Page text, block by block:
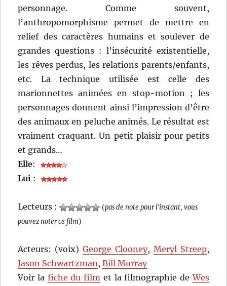
personnage. Comme souvent,
l’anthropomorphisme permet de mettre en
relief des caractères humains et soulever de
grandes questions : l’insécurité existentielle,
les rêves perdus, les relations parents/enfants,
etc. La technique utilisée est celle des
marionnettes animées en stop-motion ; les
personnages donnent ainsi l’impression d’être
des animaux en peluche animés. Le résultat est
vraiment craquant. Un petit plaisir pour petits
et grands…
Elle:
Lui :
Lecteurs : (pas de note pour l'instant, vous
pouvez noter ce film)
Acteurs: (voix)George Clooney, Meryl Streep,
Jason Schwartzman,Bill Murray
Voir la fiche du film et la filmographie deWes